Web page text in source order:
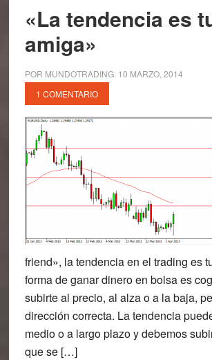
«La tendencia es
amiga»
POR MUNDOTRADING. 10 MARZO, 2014
1 COMENTARIO
friend», la tendencia en el trading es
forma de ganar dinero en bolsa es
subirte al precio, al alza o a la baja,
dirección correcta. La tendencia
medio o a largo plazo y debemos
que se […]